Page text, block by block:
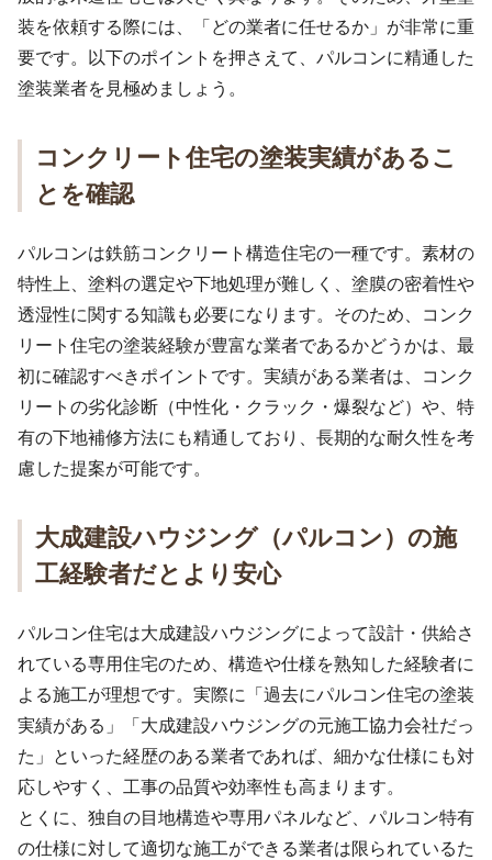
装を依頼する際には、「どの業者に任せるか」が非常に重
要です。以下のポイントを押さえて、パルコンに精通した
塗装業者を見極めましょう。
コンクリート住宅の塗装実績があるこ
とを確認
パルコンは鉄筋コンクリート構造住宅の一種です。素材の
特性上、塗料の選定や下地処理が難しく、塗膜の密着性や
透湿性に関する知識も必要になります。そのため、コンク
リート住宅の塗装経験が豊富な業者であるかどうかは、最
初に確認すべきポイントです。実績がある業者は、コンク
リートの劣化診断（中性化・クラック・爆裂など）や、特
有の下地補修方法にも精通しており、長期的な耐久性を考
慮した提案が可能です。
大成建設ハウジング（パルコン）の施
工経験者だとより安心
パルコン住宅は大成建設ハウジングによって設計・供給さ
れている専用住宅のため、構造や仕様を熟知した経験者に
よる施工が理想です。実際に「過去にパルコン住宅の塗装
実績がある」「大成建設ハウジングの元施工協力会社だっ
た」といった経歴のある業者であれば、細かな仕様にも対
応しやすく、工事の品質や効率性も高まります。
とくに、独自の目地構造や専用パネルなど、パルコン特有
の仕様に対して適切な施工ができる業者は限られているた